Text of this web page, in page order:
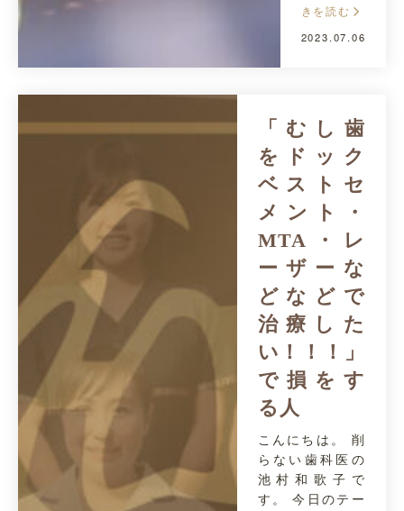
きを読む
2023.07.06
「むし歯
をドック
ベストセ
メント・
MTA・レ
ーザーな
どなどで
治療した
い！！！」
で損をす
る人
こんにちは。 削
らない歯科医の
池村和歌子で
す。 今日のテー